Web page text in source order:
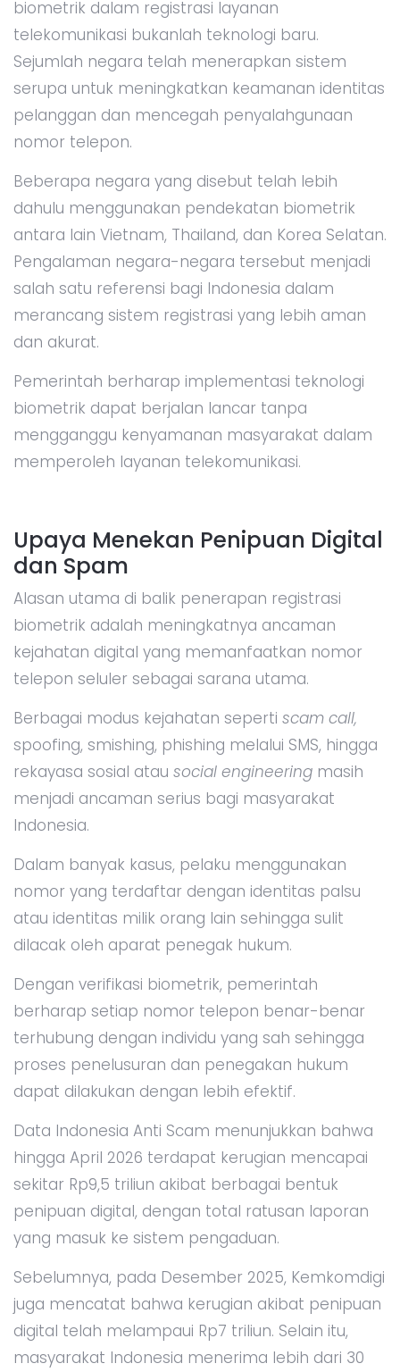
biometrik dalam registrasi layanan
telekomunikasi bukanlah teknologi baru.
Sejumlah negara telah menerapkan sistem
serupa untuk meningkatkan keamanan identitas
pelanggan dan mencegah penyalahgunaan
nomor telepon.
Beberapa negara yang disebut telah lebih
dahulu menggunakan pendekatan biometrik
antara lain Vietnam, Thailand, dan Korea Selatan.
Pengalaman negara-negara tersebut menjadi
salah satu referensi bagi Indonesia dalam
merancang sistem registrasi yang lebih aman
dan akurat.
Pemerintah berharap implementasi teknologi
biometrik dapat berjalan lancar tanpa
mengganggu kenyamanan masyarakat dalam
memperoleh layanan telekomunikasi.
Upaya Menekan Penipuan Digital
dan Spam
Alasan utama di balik penerapan registrasi
biometrik adalah meningkatnya ancaman
kejahatan digital yang memanfaatkan nomor
telepon seluler sebagai sarana utama.
Berbagai modus kejahatan seperti scam call,
spoofing, smishing, phishing melalui SMS, hingga
rekayasa sosial atau social engineering masih
menjadi ancaman serius bagi masyarakat
Indonesia.
Dalam banyak kasus, pelaku menggunakan
nomor yang terdaftar dengan identitas palsu
atau identitas milik orang lain sehingga sulit
dilacak oleh aparat penegak hukum.
Dengan verifikasi biometrik, pemerintah
berharap setiap nomor telepon benar-benar
terhubung dengan individu yang sah sehingga
proses penelusuran dan penegakan hukum
dapat dilakukan dengan lebih efektif.
Data Indonesia Anti Scam menunjukkan bahwa
hingga April 2026 terdapat kerugian mencapai
sekitar Rp9,5 triliun akibat berbagai bentuk
penipuan digital, dengan total ratusan laporan
yang masuk ke sistem pengaduan.
Sebelumnya, pada Desember 2025, Kemkomdigi
juga mencatat bahwa kerugian akibat penipuan
digital telah melampaui Rp7 triliun. Selain itu,
masyarakat Indonesia menerima lebih dari 30